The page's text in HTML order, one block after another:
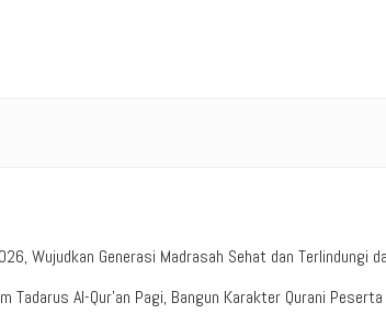
Wujudkan Generasi Madrasah Sehat dan Terlindungi
Tadarus Al-Qur’an Pagi, Bangun Karakter Qurani